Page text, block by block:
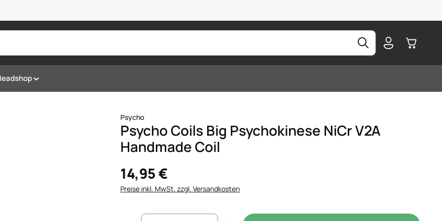
Psycho
Psycho Coils Big Psychokinese NiCr V2A
Handmade Coil
14,95 €
Preise inkl. MwSt. zzgl. Versandkosten